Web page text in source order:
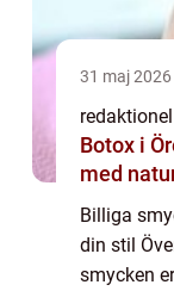
31 maj 2026
redaktionel
Botox i
med
Billiga
din stil
smycken